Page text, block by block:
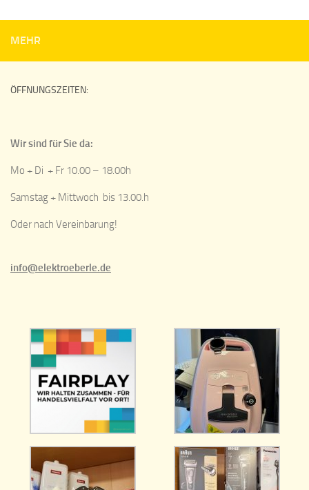
MEHR
ÖFFNUNGSZEITEN:
Wir sind für Sie da:
Mo + Di + Fr 10.00 – 18.00h
Samstag + Mittwoch bis 13.00.h
Oder nach Vereinbarung!
info@elektroeberle.de